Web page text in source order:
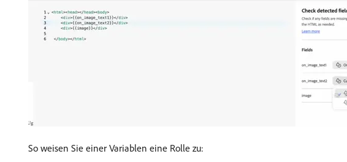
So weisen Sie einer Variablen eine Rolle zu: